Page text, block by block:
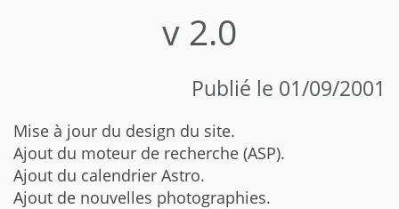
v 2.0
Publié le 01/09/2001
Mise à jour du design du site.
Ajout du moteur de recherche (ASP).
Ajout du calendrier Astro.
Ajout de nouvelles photographies.